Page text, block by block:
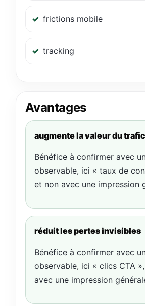
frictions mobile
tracking
Avantages
augmente la valeur du
Bénéfice à confirmer avec
observable, ici « taux de
et non avec une impression
réduit les pertes invisibles
Bénéfice à confirmer avec
observable, ici « clics CTA
avec une impression